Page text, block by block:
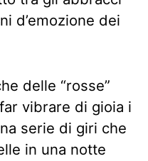
d’emozione dei
delle “rosse”
vibrare di gioia i
serie di giri che
in una notte